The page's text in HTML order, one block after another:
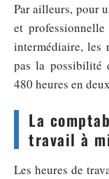
Par ailleurs, pour
et
intermédiaire, les
pas la possibilité
480 heures en
La
travail à
Les heures de